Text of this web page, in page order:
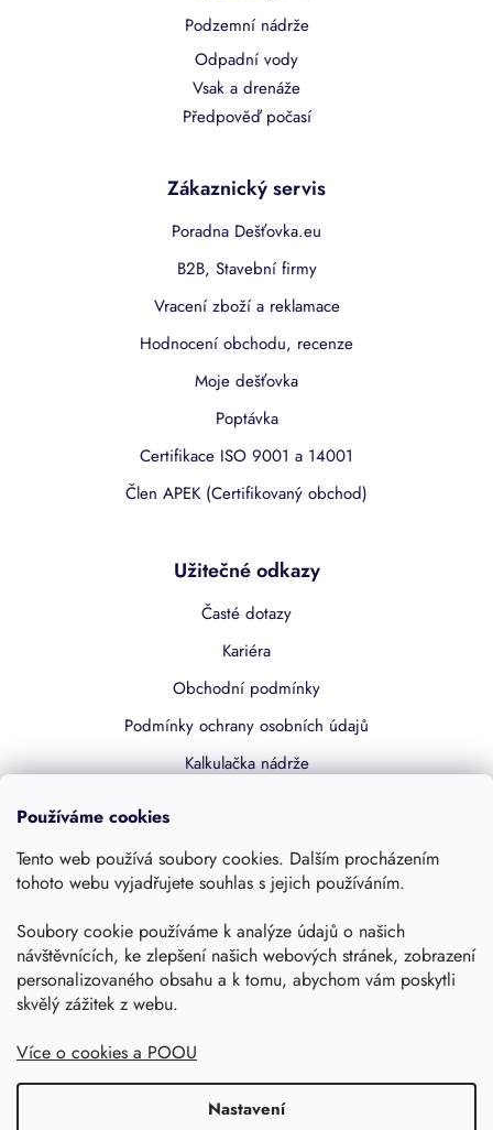
Používáme cookies
Tento web používá soubory cookies. Dalším procházením
tohoto webu vyjadřujete souhlas s jejich používáním.
Soubory cookie používáme k analýze údajů o našich
návštěvnících, ke zlepšení našich webových stránek, zobrazení
personalizovaného obsahu a k tomu, abychom vám poskytli
skvělý zážitek z webu.
Více o cookies a POOU
Nastavení
Podzemní nádrže
Odpadní vody
Vsak a drenáže
Předpověď počasí
Zákaznický servis
Poradna Dešťovka.eu
B2B, Stavební firmy
Vracení zboží a reklamace
Hodnocení obchodu, recenze
Moje dešťovka
Poptávka
Certifikace ISO 9001 a 14001
Člen APEK (Certifikovaný obchod)
Užitečné odkazy
Časté dotazy
Kariéra
Obchodní podmínky
Podmínky ochrany osobních údajů
Kalkulačka nádrže
Kontakty
Sledujte nás